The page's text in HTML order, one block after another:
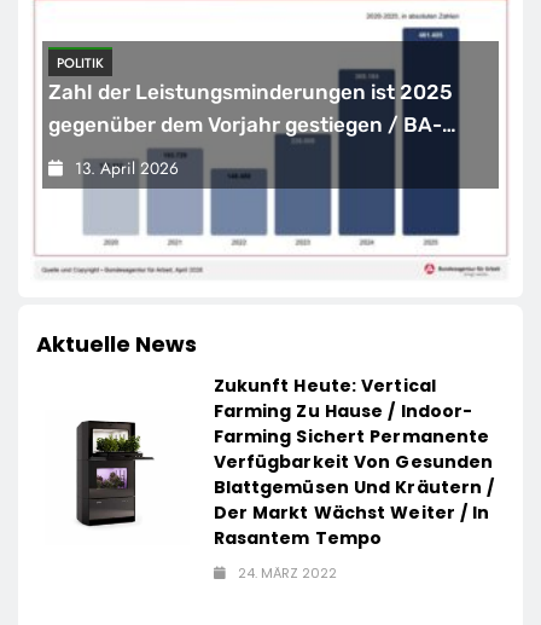
POLITIK
Zahl der Leistungsminderungen ist 2025
gegenüber dem Vorjahr gestiegen / BA-
Presseinfo Nr. 13
13. April 2026
Aktuelle News
Zukunft Heute: Vertical
Farming Zu Hause / Indoor-
Farming Sichert Permanente
Verfügbarkeit Von Gesunden
Blattgemüsen Und Kräutern /
Der Markt Wächst Weiter / In
Rasantem Tempo
24. MÄRZ 2022